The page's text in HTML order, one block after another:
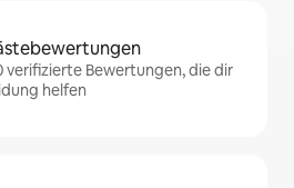
verifizierte Bewertungen, die dir
helfen